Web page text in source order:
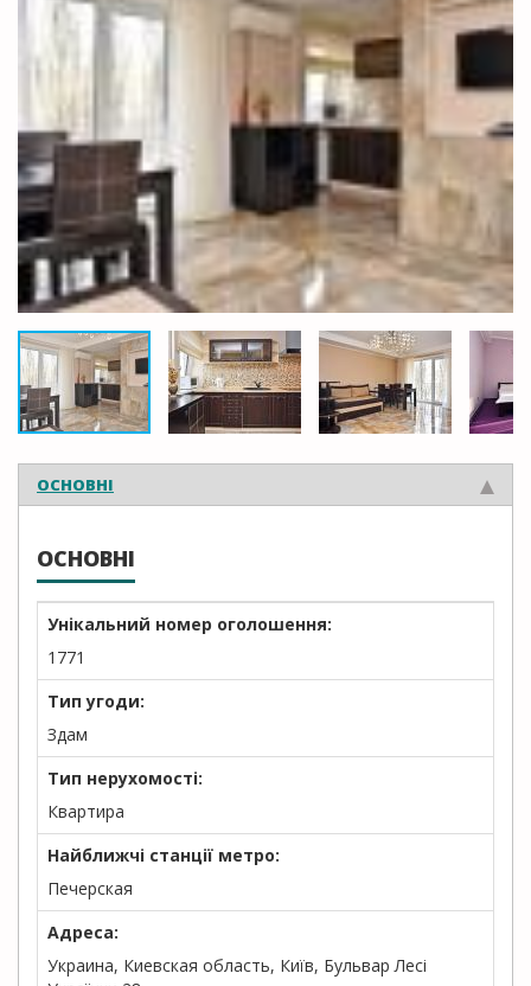
ОСНОВНІ
ОСНОВНІ
Унікальний номер оголошення:
1771
Тип угоди:
Здам
Тип нерухомості:
Квартира
Найближчі станції метро:
Печерская
Адреса:
Украина, Киевская область, Київ, Бульвар Лесі